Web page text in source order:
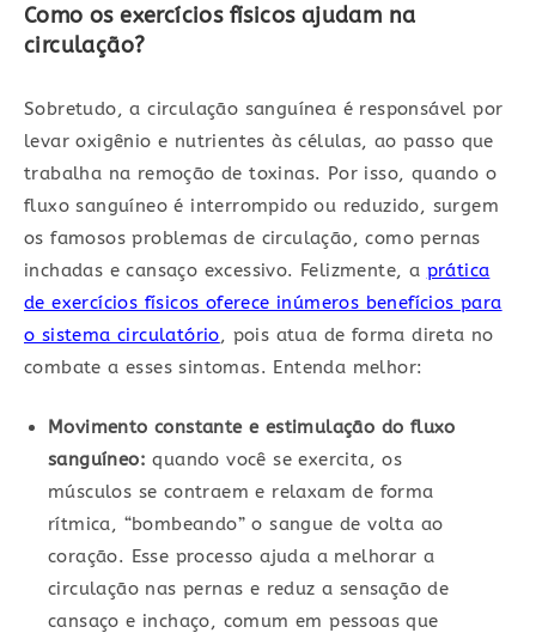
Como os exercícios físicos ajudam na
circulação?
Sobretudo, a circulação sanguínea é responsável por
levar oxigênio e nutrientes às células, ao passo que
trabalha na remoção de toxinas. Por isso, quando o
fluxo sanguíneo é interrompido ou reduzido, surgem
os famosos problemas de circulação, como pernas
inchadas e cansaço excessivo. Felizmente, a prática
de exercícios físicos oferece inúmeros benefícios para
o sistema circulatório, pois atua de forma direta no
combate a esses sintomas. Entenda melhor:
Movimento constante e estimulação do fluxo
sanguíneo:quando você se exercita, os
músculos se contraem e relaxam de forma
rítmica, “bombeando” o sangue de volta ao
coração. Esse processo ajuda a melhorar a
circulação nas pernas e reduz a sensação de
cansaço e inchaço, comum em pessoas que